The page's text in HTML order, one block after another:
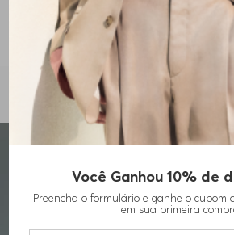
Você Ganhou 10% de
Preencha o formulário e ganhe o cupom
em sua primeira
Você Está Aqui